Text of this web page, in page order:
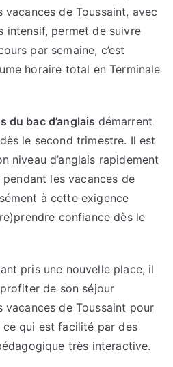
de Toussaint, avec
intensif, permet de suivre
par semaine, c’est
horaire total en Terminale
du bac d’anglais démarrent
le second trimestre. Il est
niveau d’anglais rapidement
les vacances de
à cette exigence
confiance dès le
pris une nouvelle place, il
de son séjour
vacances de Toussaint pour
qui est facilité par des
très interactive.